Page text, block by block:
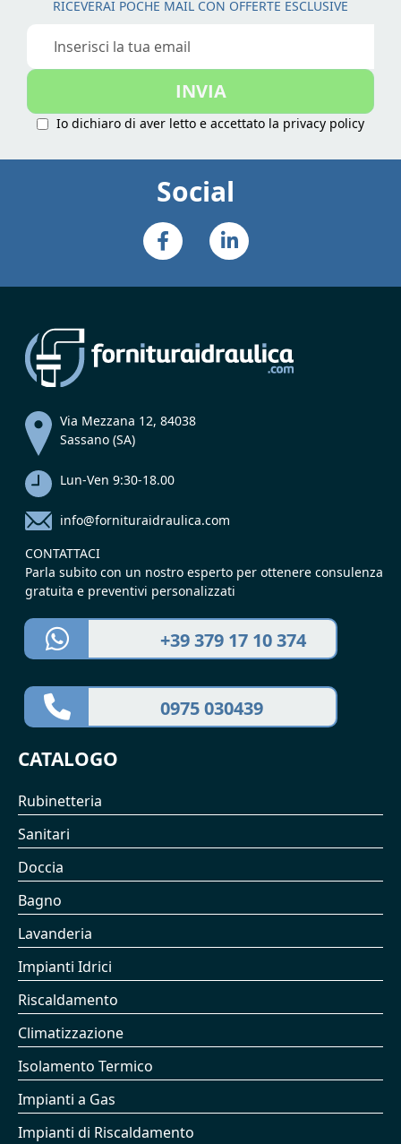
RICEVERAI POCHE MAIL CON OFFERTE ESCLUSIVE
Iscriviti
nostra
INVIA
Io dichiaro di aver letto e accettato la privacy policy
Social
Via Mezzana 12, 84038
Sassano (SA)
Lun-Ven 9:30-18.00
info@fornituraidraulica.com
CONTATTACI
Parla subito con un nostro esperto per ottenere consulenza
gratuita e preventivi personalizzati
+39 379 17 10 374
0975 030439
CATALOGO
Rubinetteria
Sanitari
Doccia
Bagno
Lavanderia
Impianti Idrici
Riscaldamento
Climatizzazione
Isolamento Termico
Impianti a Gas
Impianti di Riscaldamento